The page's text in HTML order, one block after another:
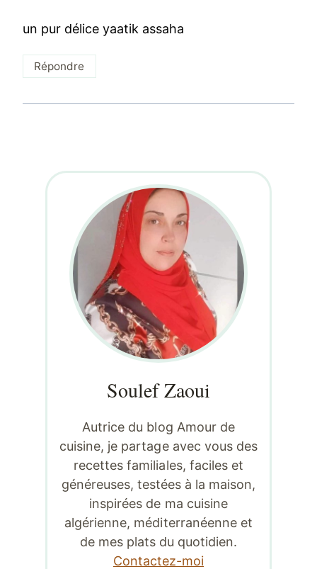
un pur délice yaatik assaha
Répondre
Soulef Zaoui
Autrice du blog Amour de
cuisine, je partage avec vous des
recettes familiales, faciles et
généreuses, testées à la maison,
inspirées de ma cuisine
algérienne, méditerranéenne et
de mes plats du quotidien.
Contactez-moi